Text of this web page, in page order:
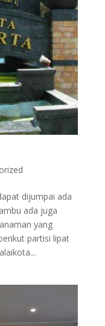
dijumpai ada
ada juga
yang
partisi lipat